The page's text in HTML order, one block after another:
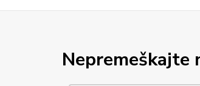
Nepremeškajte